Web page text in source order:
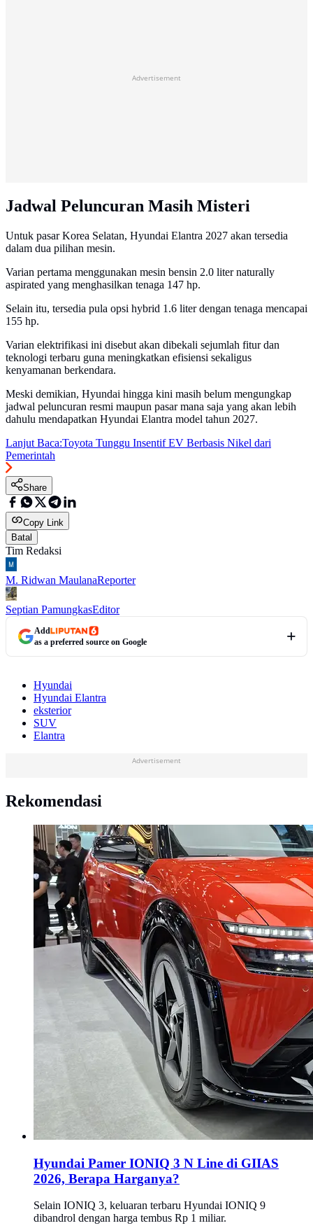
Advertisement
Jadwal Peluncuran Masih Misteri
Untuk pasar Korea Selatan, Hyundai Elantra 2027 akan tersedia
dalam dua pilihan mesin.
Varian pertama menggunakan mesin bensin 2.0 liter naturally
aspirated yang menghasilkan tenaga 147 hp.
Selain itu, tersedia pula opsi hybrid 1.6 liter dengan tenaga mencapai
155 hp.
Varian elektrifikasi ini disebut akan dibekali sejumlah fitur dan
teknologi terbaru guna meningkatkan efisiensi sekaligus
kenyamanan berkendara.
Meski demikian, Hyundai hingga kini masih belum mengungkap
jadwal peluncuran resmi maupun pasar mana saja yang akan lebih
dahulu mendapatkan Hyundai Elantra model tahun 2027.
Lanjut Baca:Toyota Tunggu Insentif EV Berbasis Nikel dari
Pemerintah
Share
Copy Link
Batal
Tim Redaksi
M. Ridwan MaulanaReporter
Septian PamungkasEditor
Add
as a preferred source on Google
Hyundai
Hyundai Elantra
eksterior
SUV
Elantra
Advertisement
Rekomendasi
Hyundai Pamer IONIQ 3 N Line di GIIAS
2026, Berapa Harganya?
Selain IONIQ 3, keluaran terbaru Hyundai IONIQ 9
dibandrol dengan harga tembus Rp 1 miliar.